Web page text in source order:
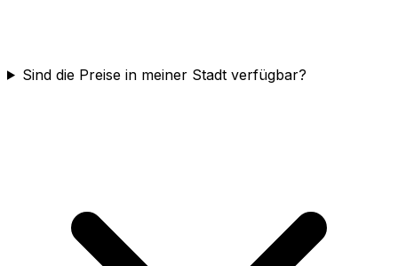
Sind die Preise in meiner Stadt verfügbar?